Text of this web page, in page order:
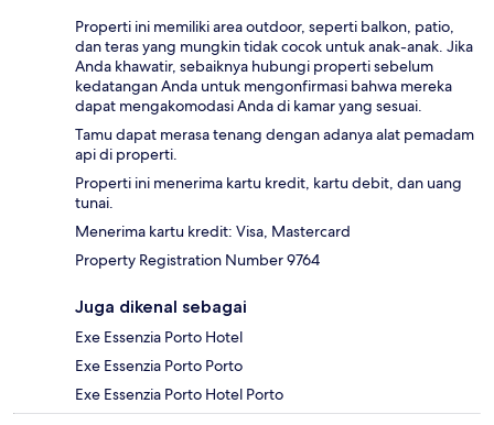
Properti ini memiliki area outdoor, seperti balkon, patio,
dan teras yang mungkin tidak cocok untuk anak-anak. Jika
Anda khawatir, sebaiknya hubungi properti sebelum
kedatangan Anda untuk mengonfirmasi bahwa mereka
dapat mengakomodasi Anda di kamar yang sesuai.
Tamu dapat merasa tenang dengan adanya alat pemadam
api di properti.
Properti ini menerima kartu kredit, kartu debit, dan uang
tunai.
Menerima kartu kredit: Visa, Mastercard
Property Registration Number 9764
Juga dikenal sebagai
Exe Essenzia Porto Hotel
Exe Essenzia Porto Porto
Exe Essenzia Porto Hotel Porto